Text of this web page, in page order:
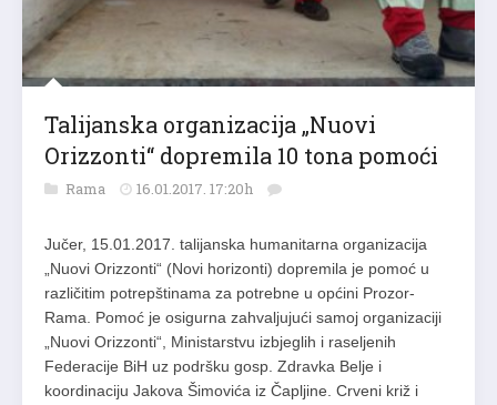
Talijanska organizacija „Nuovi
Orizzonti“ dopremila 10 tona pomoći
Rama 16.01.2017. 17:20h
Jučer, 15.01.2017. talijanska humanitarna organizacija
„Nuovi Orizzonti“ (Novi horizonti) dopremila je pomoć u
različitim potrepštinama za potrebne u općini Prozor-
Rama. Pomoć je osigurna zahvaljujući samoj organizaciji
„Nuovi Orizzonti“, Ministarstvu izbjeglih i raseljenih
Federacije BiH uz podršku gosp. Zdravka Belje i
koordinaciju Jakova Šimovića iz Čapljine. Crveni križ i